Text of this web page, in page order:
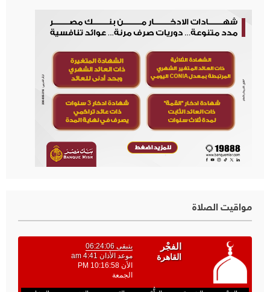
مواقيت الصلاة